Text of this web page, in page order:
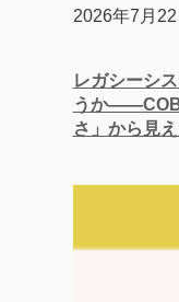
2026年7月22
レガシーシ
うか
さ」から見